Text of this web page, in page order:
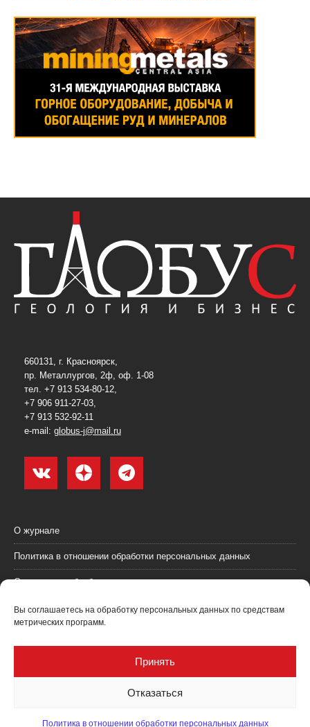
Вы соглашаетесь на обработку персональных данных по средствам
метрических программ.
Принять
Отказаться
Политика в отношении обработки персональных данных
660131, г. Красноярск,
пр. Металлургов, 2ф, оф. 1-08
тел. +7 913 534-80-12,
+7 906 911-27-03,
+7 913 532-92-11
e-mail: globus-j@mail.ru
О журнале
Политика в отношении обработки персональных данных
Согласие на обработку персональных данных
Пользовательское соглашение (оферта)